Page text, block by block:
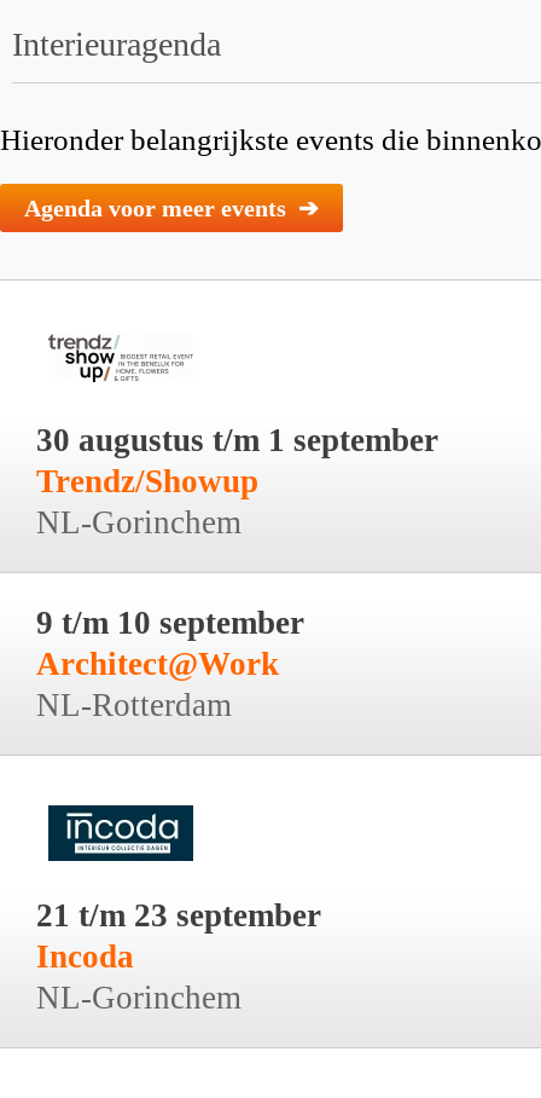
Interieuragenda
Hieronder belangrijkste events die
Agenda voor meer events ➔
30 augustus t/m 1 september
Trendz/Showup
NL-Gorinchem
9 t/m 10 september
Architect@Work
NL-Rotterdam
21 t/m 23 september
Incoda
NL-Gorinchem